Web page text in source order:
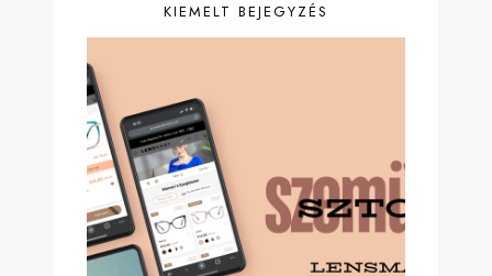
KIEMELT BEJEGYZÉS